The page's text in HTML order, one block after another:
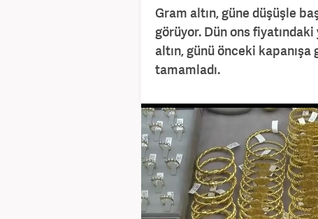
Gram altın, güne düşüşle
görüyor. Dün ons
altın, günü önceki
tamamladı.